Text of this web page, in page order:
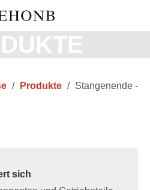
/ Produkte / Stangenende -
sich